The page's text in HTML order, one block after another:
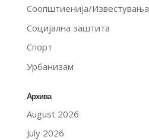
Соопштиенија/Известувања
Социјална заштита
Спорт
Урбанизам
Архива
August 2026
July 2026